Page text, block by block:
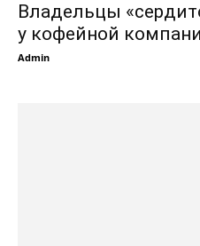
Владельцы
у кофейной
Admin